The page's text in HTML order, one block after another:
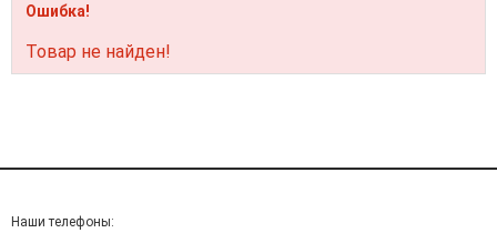
Ошибка!
Товар не найден!
Наши телефоны: